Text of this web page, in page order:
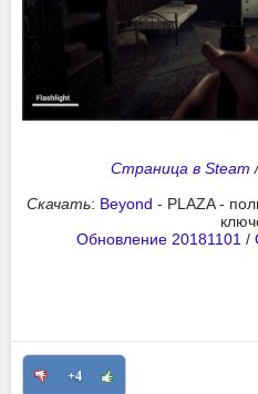
Страница в Steam
Скачать: Beyond - PLAZA -
Обновление 20181101 /
+4